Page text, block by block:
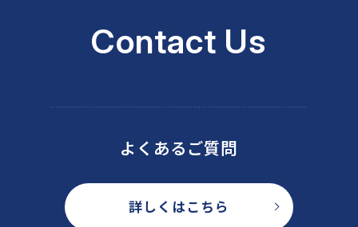
Contact Us
よくあるご質問
詳しくはこちら